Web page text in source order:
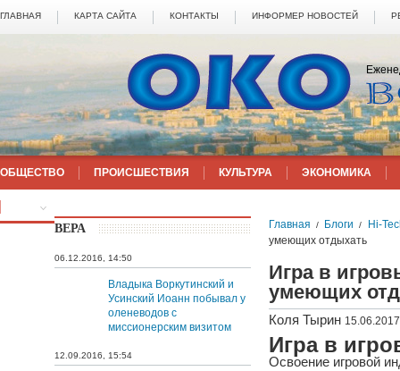
ГЛАВНАЯ КАРТА САЙТА КОНТАКТЫ ИНФОРМЕР НОВОСТЕЙ
ОБЩЕСТВО ПРОИСШЕСТВИЯ КУЛЬТУРА ЭКОНОМИКА
ВЕРА
06.12.2016, 14:50
Владыка Воркутинский и
Усинский Иоанн побывал у
оленеводов с
миссионерским визитом
12.09.2016, 15:54
Главная / Блоги /
Hi-
умеющих отдыхать
Игра в
умеющих
Коля Тырин
Игра в
Освоение игровой